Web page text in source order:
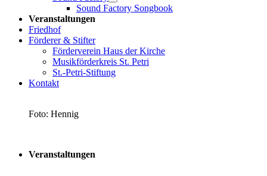
Sound Factory Songbook
Veranstaltungen
Friedhof
Förderer & Stifter
Förderverein Haus der Kirche
Musikförderkreis St. Petri
St.-Petri-Stiftung
Kontakt
Foto: Hennig
Veranstaltungen